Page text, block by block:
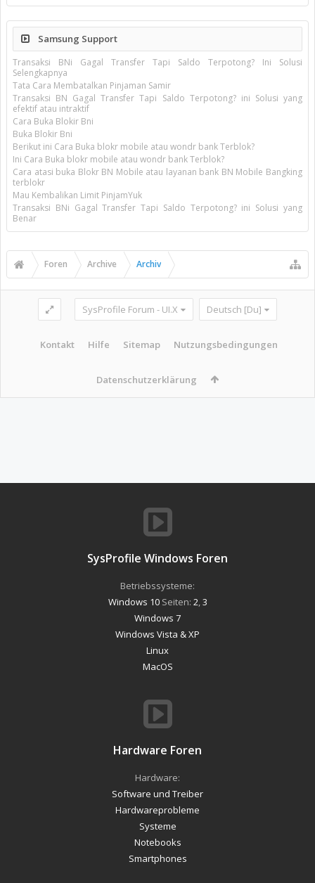
Samsung Support
Transaksi BNi Gagal Transfer Tapi Saldo Terpotong? Ini Solusi
Selengkapnya
Tata Cara Membatalkan Pinjaman Samir
Transaksi BN Gagal Transfer Tapi Saldo Terpotong? ini Solusi yang
efektif atau intraktif
Cara Buka Blokir Bni
Buka Blokir Bni
Berikut ini Cara Buka blokr mobile atau wondr bank Terblok?
Ini Cara Buka blokr mobile atau wondr bank Terblok?
Cara atasi buka Blokr BN Mobile atau layanan bank BN Mobile Bangking
terblokr
Mau Kembalikan Limit PinjamYuk
Transaksi BNi Gagal Transfer Tapi Saldo Terpotong? ini Solusi yang
Benar
Foren Archive Archiv
SysProfile Forum - UI.X Deutsch [Du]
Kontakt Hilfe Sitemap Nutzungsbedingungen
Datenschutzerklärung
SysProfile Windows Foren
Betriebssysteme:
Windows 10Seiten: 2,3
Windows 7
Windows Vista & XP
Linux
MacOS
Hardware Foren
Hardware:
Software und Treiber
Hardwareprobleme
Systeme
Notebooks
Smartphones